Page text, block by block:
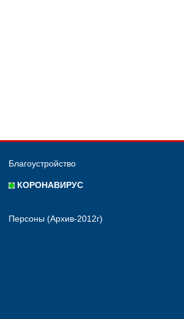
Благоустройство
КОРОНАВИРУС
Персоны (Архив-2012г)